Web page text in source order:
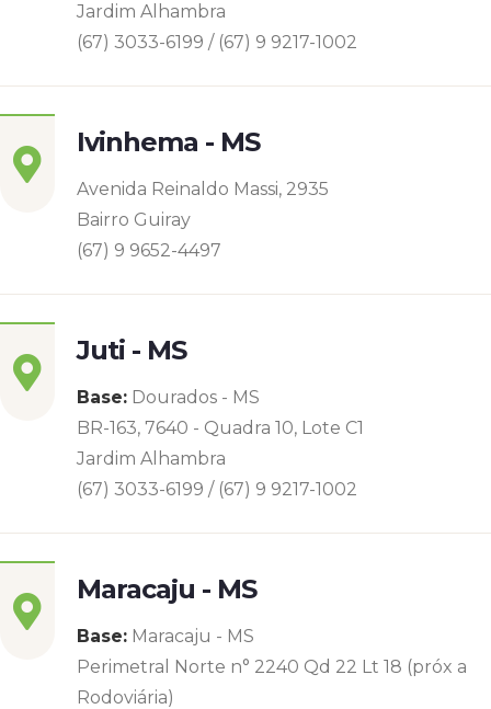
Jardim Alhambra
(67) 3033-6199 / (67) 9 9217-1002
Ivinhema - MS
Avenida Reinaldo Massi, 2935
Bairro Guiray
(67) 9 9652-4497
Juti - MS
Base: Dourados - MS
BR-163, 7640 - Quadra 10, Lote C1
Jardim Alhambra
(67) 3033-6199 / (67) 9 9217-1002
Maracaju - MS
Base: Maracaju - MS
Perimetral Norte n° 2240 Qd 22 Lt 18 (próx a
Rodoviária)